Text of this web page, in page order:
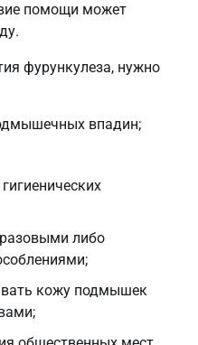
помощи может
фурункулеза, нужно
впадин;
либо
кожу подмышек